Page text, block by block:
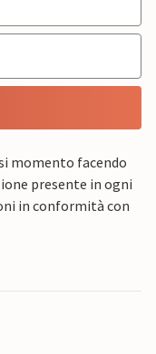
momento facendo
presente in ogni
in conformità con